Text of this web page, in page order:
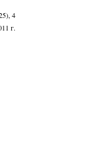
4
г.